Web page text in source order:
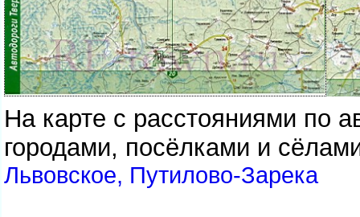
На карте с расстояниями по
городами, посёлками и
Львовское, Путилово-Зарека